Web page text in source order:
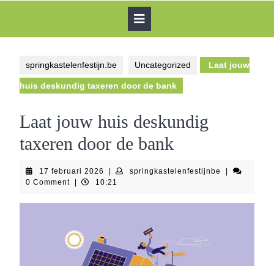
springkastelenfestijn.be Uncategorized Laat jouw
huis deskundig taxeren door de bank
Laat jouw huis deskundig
taxeren door de bank
17 februari 2026 17
februari
springkastelenfestijnbe
0 Comment
10:21